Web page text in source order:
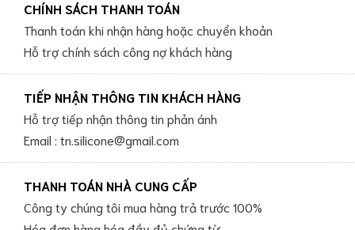
CHÍNH SÁCH THANH TOÁN
Thanh toán khi nhận hàng hoặc chuyển khoản
Hỗ trợ chính sách công nợ khách hàng
TIẾP NHẬN THÔNG TIN KHÁCH HÀNG
Hỗ trợ tiếp nhận thông tin phản ánh
Email : tn.silicone@gmail.com
THANH TOÁN NHÀ CUNG CẤP
Công ty chúng tôi mua hàng trả trước 100%